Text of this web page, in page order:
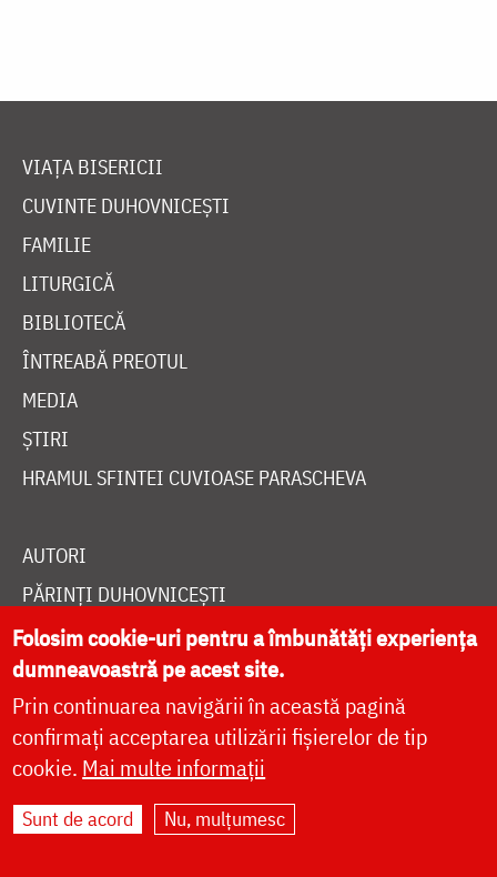
VIAȚA BISERICII
CUVINTE DUHOVNICEȘTI
FAMILIE
LITURGICĂ
BIBLIOTECĂ
ÎNTREABĂ PREOTUL
MEDIA
ȘTIRI
HRAMUL SFINTEI CUVIOASE PARASCHEVA
AUTORI
PĂRINȚI DUHOVNICEȘTI
MAICI CU VIAȚĂ DUHOVNICEASCĂ
TEMATICĂ
SINAXAR ALFABETIC
MĂNĂSTIRI ȘI BISERICI
WIDGET DOXOLOGIA
Folosim cookie-uri pentru a îmbunătăți experiența
dumneavoastră pe acest site.
Prin continuarea navigării în această pagină
confirmați acceptarea utilizării fișierelor de tip
cookie. Mai multe informații
Sunt de acord Nu, mulțumesc